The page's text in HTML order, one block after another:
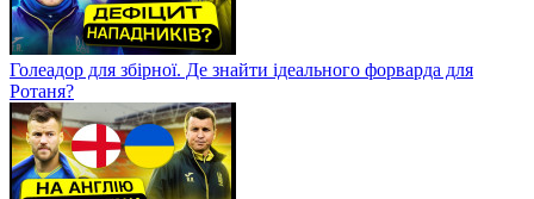
Голеадор для збірної. Де знайти ідеального форварда для
Ротаня?